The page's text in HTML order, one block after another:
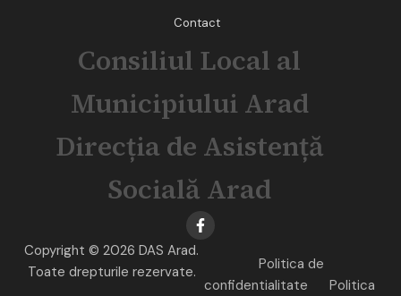
Contact
Consiliul Local al
Municipiului Arad
Direcția de Asistență
Socială Arad
Copyright © 2026 DAS Arad.
Toate drepturile rezervate.
Politica de
confidentialitate
Politica